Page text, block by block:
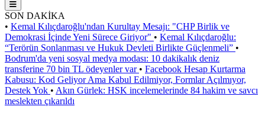
SON DAKİKA
• Kemal Kılıçdaroğlu'ndan Kurultay Mesajı: "CHP Birlik ve
Demokrasi İçinde Yeni Sürece Giriyor" • Kemal Kılıçdaroğlu:
“Terörün Sonlanması ve Hukuk Devleti Birlikte Güçlenmeli” •
Bodrum'da yeni sosyal medya modası: 10 dakikalık deniz
transferine 70 bin TL ödeyenler var • Facebook Hesap Kurtarma
Kabusu: Kod Geliyor Ama Kabul Edilmiyor, Formlar Açılmıyor,
Destek Yok • Akın Gürlek: HSK incelemelerinde 84 hakim ve savcı
meslekten çıkarıldı